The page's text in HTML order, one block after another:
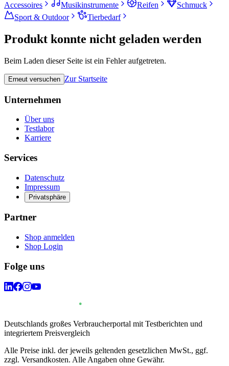
Accessoires
Musikinstrumente Reifen
Schmuck
Sport & Outdoor
Tierbedarf
Produkt konnte nicht geladen werden
Beim Laden dieser Seite ist ein Fehler aufgetreten.
Erneut versuchen Zur Startseite
Unternehmen
Über uns
Testlabor
Karriere
Services
Datenschutz
Impressum
Privatsphäre
Partner
Shop anmelden
Shop Login
Folge uns
Deutschlands großes Verbraucherportal mit Testberichten und
integriertem Preisvergleich
Alle Preise inkl. der jeweils geltenden gesetzlichen MwSt., ggf.
zzgl. Versandkosten. Alle Angaben ohne Gewähr.